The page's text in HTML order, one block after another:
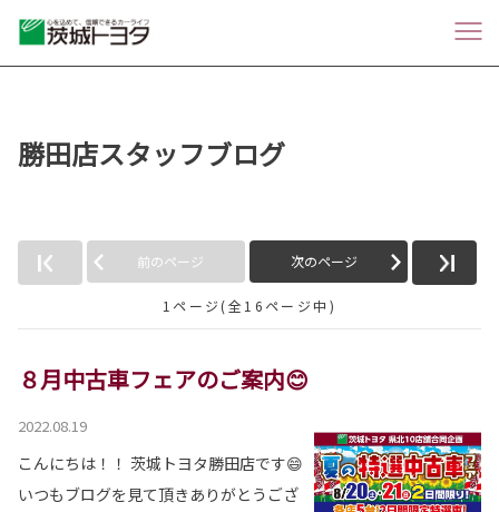
勝田店スタッフブログ
前のページ 次のページ
1ページ(全16ページ中)
８月中古車フェアのご案内😊
2022.08.19
こんにちは！！ 茨城トヨタ勝田店です😄
いつもブログを見て頂きありがとうござ